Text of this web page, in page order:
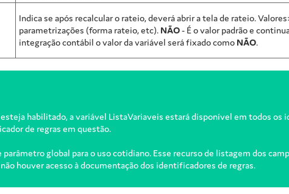
Indica se após recalcular o rateio, deverá abrir a tela de rateio. Valores:
parametrizações (forma rateio, etc). NÃO- É o valor padrão e
integração contábil o valor da variável será fixado como NÃO.
esteja habilitado, a variável ListaVariaveis estará disponível em todos
de regras em questão.
parâmetro global para o uso cotidiano. Esse recurso de listagem dos
houver acesso à documentação dos identificadores de regras.